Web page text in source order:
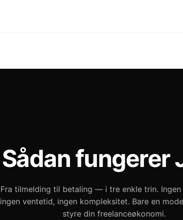
Sådan fungerer
Fra tilmelding til betaling — i tre enkle trin. Ingen
ingen ventetid, ingen kompleksitet. Bare en
styre din freelanceøkonomi.